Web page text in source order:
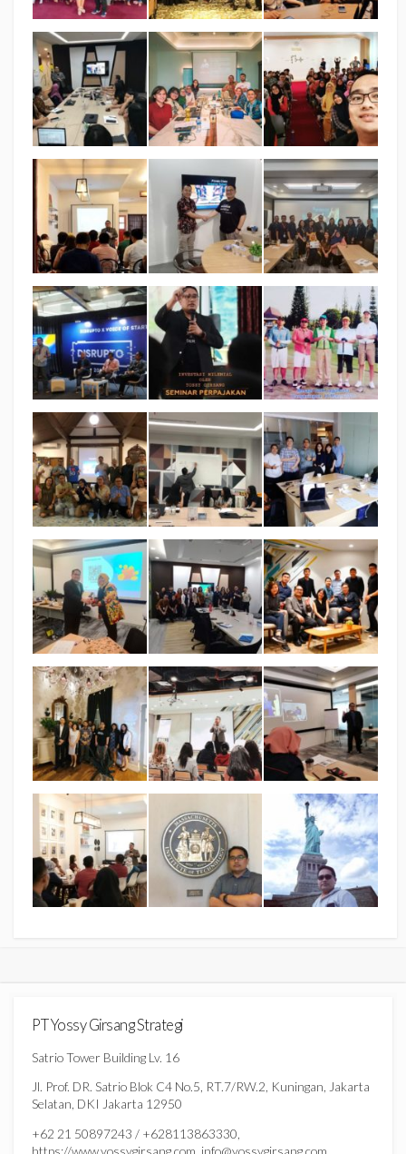
PT Yossy Girsang Strategi
Satrio Tower Building Lv. 16
Jl. Prof. DR. Satrio Blok C4 No.5, RT.7/RW.2, Kuningan, Jakarta
Selatan, DKI Jakarta 12950
+62 21 50897243 / +628113863330,